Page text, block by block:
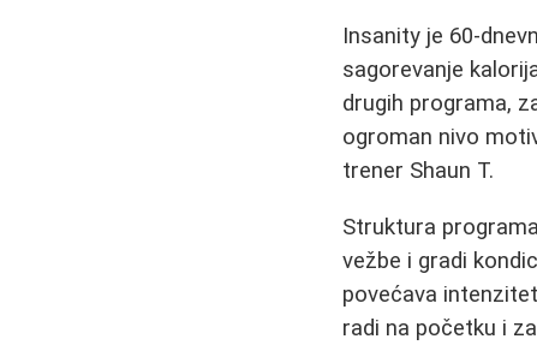
Insanity je 60-
sagorevanje
drugih programa,
ogroman nivo
trener Shaun T.
Struktura
vežbe i gradi
povećava
radi na početku i